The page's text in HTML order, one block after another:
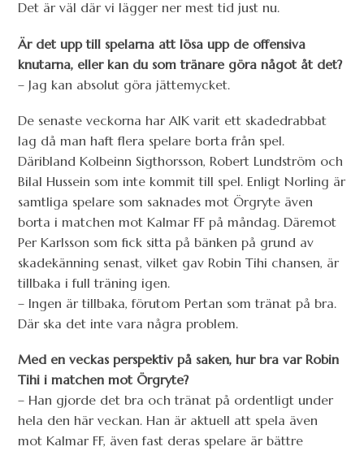
Det är väl där vi lägger ner mest tid just nu.
Är det upp till spelarna att lösa upp de offensiva
knutarna, eller kan du som tränare göra något åt det?
– Jag kan absolut göra jättemycket.
De senaste veckorna har AIK varit ett skadedrabbat
lag då man haft flera spelare borta från spel.
Däribland Kolbeinn Sigthorsson, Robert Lundström och
Bilal Hussein som inte kommit till spel. Enligt Norling är
samtliga spelare som saknades mot Örgryte även
borta i matchen mot Kalmar FF på måndag. Däremot
Per Karlsson som fick sitta på bänken på grund av
skadekänning senast, vilket gav Robin Tihi chansen, är
tillbaka i full träning igen.
– Ingen är tillbaka, förutom Pertan som tränat på bra.
Där ska det inte vara några problem.
Med en veckas perspektiv på saken, hur bra var Robin
Tihi i matchen mot Örgryte?
– Han gjorde det bra och tränat på ordentligt under
hela den här veckan. Han är aktuell att spela även
mot Kalmar FF, även fast deras spelare är bättre